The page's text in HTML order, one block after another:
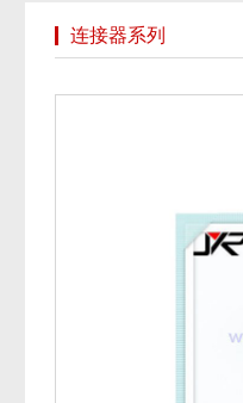
连接器系列